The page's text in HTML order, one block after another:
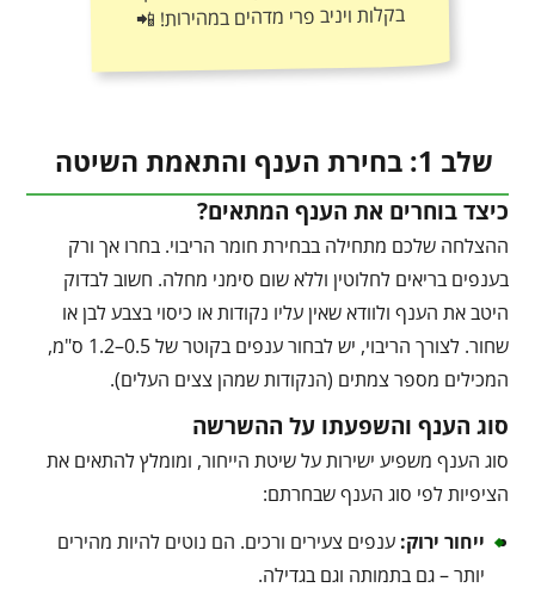
בקלות ויניב פרי מדהים במהירות! 📲
שלב 1: בחירת הענף והתאמת השיטה
כיצד בוחרים את הענף המתאים?
ההצלחה שלכם מתחילה בבחירת חומר הריבוי. בחרו אך ורק
בענפים בריאים לחלוטין וללא שום סימני מחלה. חשוב לבדוק
היטב את הענף ולוודא שאין עליו נקודות או כיסוי בצבע לבן או
שחור. לצורך הריבוי, יש לבחור ענפים בקוטר של 0.5–1.2 ס"מ,
המכילים מספר צמתים (הנקודות שמהן צצים העלים).
סוג הענף והשפעתו על ההשרשה
סוג הענף משפיע ישירות על שיטת הייחור, ומומלץ להתאים את
הציפיות לפי סוג הענף שבחרתם:
ייחור ירוק: ענפים צעירים ורכים. הם נוטים להיות מהירים
יותר – גם בתמותה וגם בגדילה.